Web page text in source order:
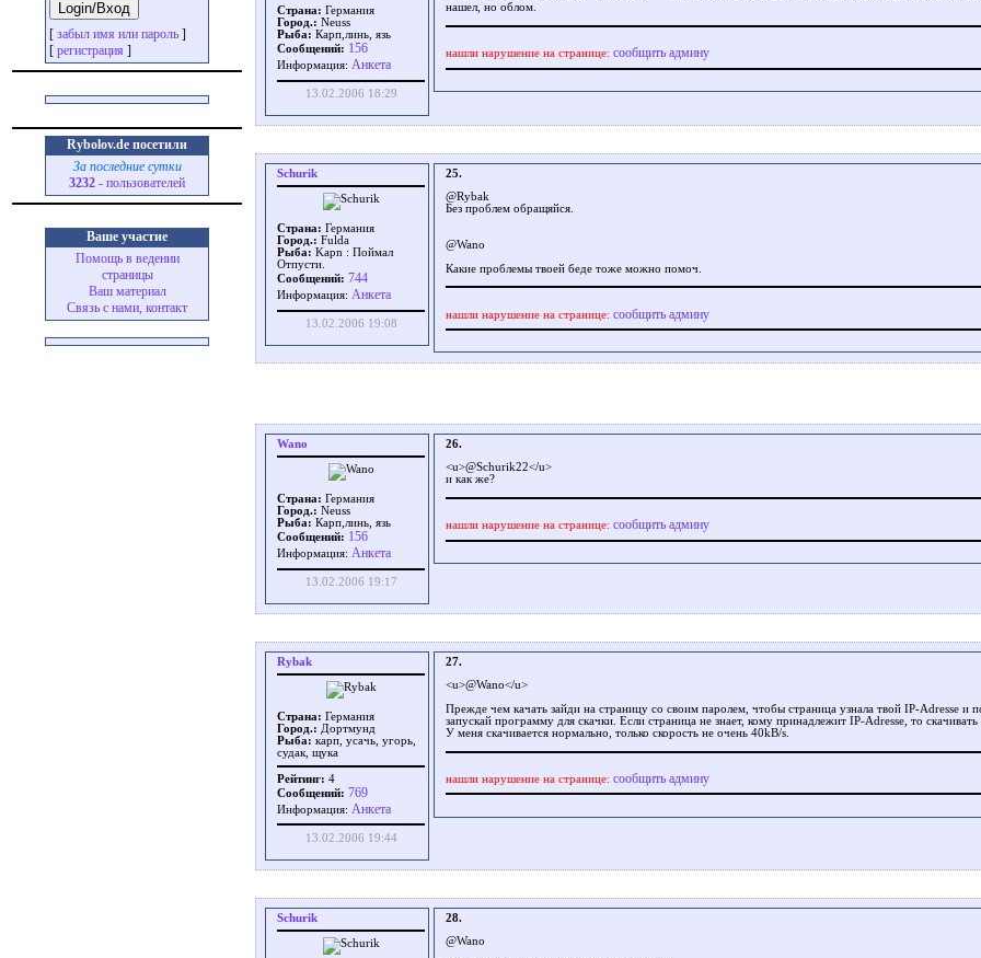
[ забыл имя или пароль ]
[ регистрация ]
Rybolov.de посетили
За последние сутки
3232 - пользователей
Ваше участие
Помощь в ведении
страницы
Ваш материал
Связь с нами, контакт
Страна: Германия
Город.: Neuss
Рыба: Карп,линь, язь
Сообщений: 156
Информация: Aнкета
13.02.2006 18:29
нашел, но облом.
нашли нарушение на странице: сообщить админу
Schurik
Страна: Германия
Город.: Fulda
Рыба: Kapn : Поймал
Отпусти.
Сообщений: 744
Информация: Aнкета
13.02.2006 19:08
25.
@Rybak
Без проблем обращяйся.
@Wano
Какие проблемы твоей беде тоже можно помоч.
нашли нарушение на странице: сообщить админу
Wano
Страна: Германия
Город.: Neuss
Рыба: Карп,линь, язь
Сообщений: 156
Информация: Aнкета
13.02.2006 19:17
26.
<u>@Schurik22</u>
и как же?
нашли нарушение на странице: сообщить админу
Rybak
Страна: Германия
Город.: Дортмунд
Рыба: карп, усачь, угорь,
судак, щука
Рейтинг: 4
Сообщений: 769
Информация: Aнкета
13.02.2006 19:44
27.
<u>@Wano</u>
Прежде чем качать зайди на страницу со своим паролем, чтобы страница узнала твой IP-Adresse и
запускай программу для скачки. Если страница не знает, кому принадлежит IP-Adresse, то скачивать
У меня скачивается нормально, только скорость не очень 40kB/s.
нашли нарушение на странице: сообщить админу
Schurik
28.
@Wano